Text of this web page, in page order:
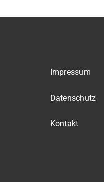
Impressum
Datenschutz
Kontakt